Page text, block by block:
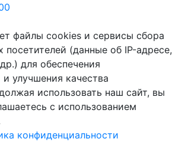
файлы cookies и сервисы сбора
посетителей (данные об IP-адресе,
для обеспечения
улучшения качества
использовать наш сайт, вы
с использованием
конфиденциальности